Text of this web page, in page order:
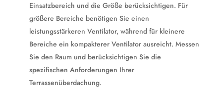
Einsatzbereich und die Größe berücksichtigen. Für
größere Bereiche benötigen Sie einen
leistungsstärkeren Ventilator, während für kleinere
Bereiche ein kompakterer Ventilator ausreicht. Messen
Sie den Raum und berücksichtigen Sie die
spezifischen Anforderungen Ihrer
Terrassenüberdachung.